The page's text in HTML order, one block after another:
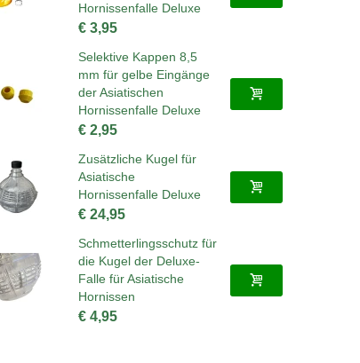
Hornissenfalle Deluxe
€ 3,95
Selektive Kappen 8,5
mm für gelbe Eingänge
der Asiatischen
Hornissenfalle Deluxe
€ 2,95
Zusätzliche Kugel für
Asiatische
Hornissenfalle Deluxe
€ 24,95
Schmetterlingsschutz für
die Kugel der Deluxe-
Falle für Asiatische
Hornissen
€ 4,95